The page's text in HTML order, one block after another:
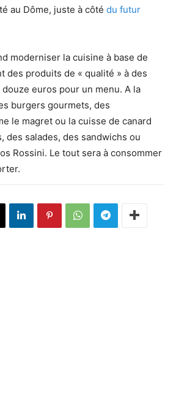
au Dôme, juste à côté du futur
moderniser la cuisine à base de
des produits de « qualité » à des
euros pour un menu. A la
burgers gourmets, des
le magret ou la cuisse de canard
des salades, des sandwichs ou
Rossini. Le tout sera à consommer